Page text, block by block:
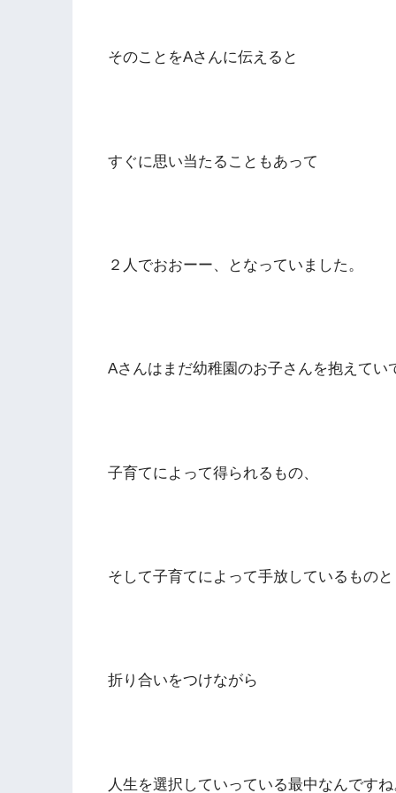
そのことをAさんに伝えると
すぐに思い当たることもあって
２人でおおーー、となっていました。
Aさんはまだ幼稚園のお子さんを抱えてい
子育てによって得られるもの、
そして子育てによって手放しているものと
折り合いをつけながら
人生を選択していっている最中なんです